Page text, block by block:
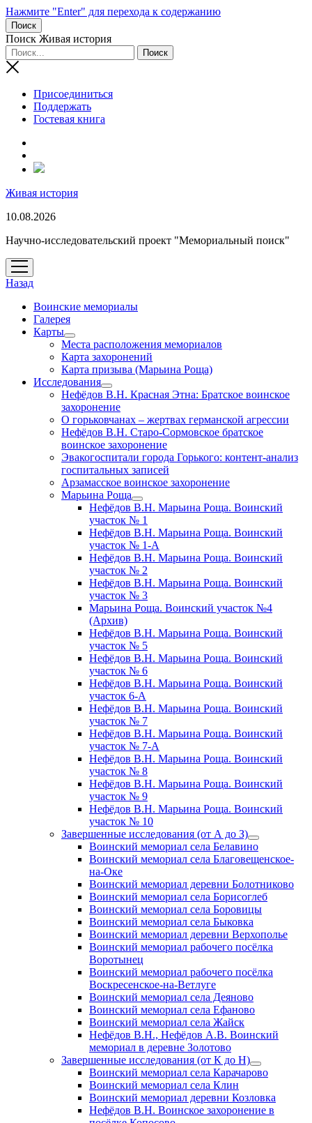
Нажмите "Enter" для перехода к содержанию
Поиск
Поиск Живая история
Присоединиться
Поддержать
Гостевая книга
RuTube
Живая история
10.08.2026
Научно-исследовательский проект "Мемориальный поиск"
открыть
меню
Назад
Воинские мемориалы
Галерея
Карты
открыть
меню
Места расположения мемориалов
Карта захоронений
Карта призыва (Марьина Роща)
Исследования
открыть
меню
Нефёдов В.Н. Красная Этна: Братское воинское
захоронение
О горьковчанах – жертвах германской агрессии
Нефёдов В.Н. Старо-Сормовское братское
воинское захоронение
Эвакогоспитали города Горького: контент-анализ
госпитальных записей
Арзамасское воинское захоронение
Марьина Роща
открыть
меню
Нефёдов В.Н. Марьина Роща. Воинский
участок № 1
Нефёдов В.Н. Марьина Роща. Воинский
участок № 1-А
Нефёдов В.Н. Марьина Роща. Воинский
участок № 2
Нефёдов В.Н. Марьина Роща. Воинский
участок № 3
Марьина Роща. Воинский участок №4
(Архив)
Нефёдов В.Н. Марьина Роща. Воинский
участок № 5
Нефёдов В.Н. Марьина Роща. Воинский
участок № 6
Нефёдов В.Н. Марьина Роща. Воинский
участок 6-А
Нефёдов В.Н. Марьина Роща. Воинский
участок № 7
Нефёдов В.Н. Марьина Роща. Воинский
участок № 7-А
Нефёдов В.Н. Марьина Роща. Воинский
участок № 8
Нефёдов В.Н. Марьина Роща. Воинский
участок № 9
Нефёдов В.Н. Марьина Роща. Воинский
участок № 10
Завершенные исследования (от А до З)
открыть
меню
Воинский мемориал села Белавино
Воинский мемориал села Благовещенское-
на-Оке
Воинский мемориал деревни Болотниково
Воинский мемориал села Борисоглеб
Воинский мемориал села Боровицы
Воинский мемориал села Быковка
Воинский мемориал деревни Верхополье
Воинский мемориал рабочего посёлка
Воротынец
Воинский мемориал рабочего посёлка
Воскресенское-на-Ветлуге
Воинский мемориал села Деяново
Воинский мемориал села Ефаново
Воинский мемориал села Жайск
Нефёдов В.Н., Нефёдов А.В. Воинский
мемориал в деревне Золотово
Завершенные исследования (от К до Н)
открыть
меню
Воинский мемориал села Карачарово
Воинский мемориал села Клин
Воинский мемориал деревни Козловка
Нефёдов В.Н. Воинское захоронение в